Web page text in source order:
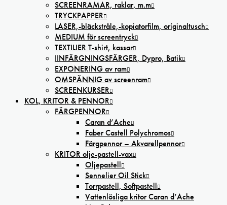
SCREENRAMAR, raklar, m.m
TRYCKPAPPER
LASER,-bläckstråle,-kopiatorfilm, oríginaltusch
MEDIUM för screentryck
TEXTILIER T-shirt, kassar
IINFÄRGNINGSFÄRGER, Dypro, Batik
EXPONERING av ram
OMSPÄNNIG av screenram
SCREENKURSER
KOL, KRITOR & PENNOR
FÄRGPENNOR
Caran d’Ache
Faber Castell Polychromos
Färgpennor – Akvarellpennor
KRITOR olje-pastell-vax
Oljepastell
Sennelier Oil Stick
Torrpastell, Softpastell
Vattenlösliga kritor Caran d’Ache